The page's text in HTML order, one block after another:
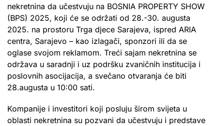
nekretnina da učestvuju na BOSNIA PROPERTY SHOW
(BPS) 2025, koji će se održati od 28.-30. augusta
2025. na prostoru Trga djece Sarajeva, ispred ARIA
centra, Sarajevo – kao izlagači, sponzori ili da se
oglase svojom reklamom. Treći sajam nekretnina se
održava u saradnji i uz podršku zvaničnih institucija i
poslovnih asocijacija, a svečano otvaranja će biti
28.augusta u 10:00 sati.
Kompanije i investitori koji posluju širom svijeta u
oblasti nekretnina su pozvani da učestvuju i predstave